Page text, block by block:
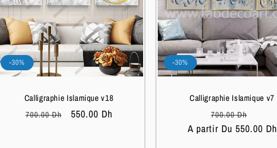
-30%
Calligraphie Islamique v18
Prix
700.00 Dh
Prix
550.00 Dh
-30%
Calligraphie Islamique v7
Prix
habituel
700.00 Dh
soldé
A partir Du 550.00 Dh